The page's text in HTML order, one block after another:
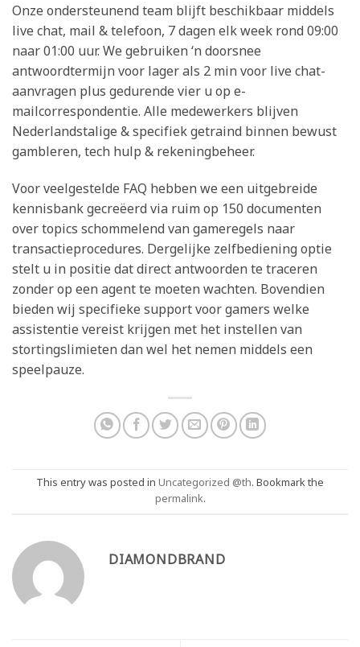
Onze ondersteunend team blijft beschikbaar middels
live chat, mail & telefoon, 7 dagen elk week rond 09:00
naar 01:00 uur. We gebruiken ‘n doorsnee
antwoordtermijn voor lager als 2 min voor live chat-
aanvragen plus gedurende vier u op e-
mailcorrespondentie. Alle medewerkers blijven
Nederlandstalige & specifiek getraind binnen bewust
gambleren, tech hulp & rekeningbeheer.
Voor veelgestelde FAQ hebben we een uitgebreide
kennisbank gecreëerd via ruim op 150 documenten
over topics schommelend van gameregels naar
transactieprocedures. Dergelijke zelfbediening optie
stelt u in positie dat direct antwoorden te traceren
zonder op een agent te moeten wachten. Bovendien
bieden wij specifieke support voor gamers welke
assistentie vereist krijgen met het instellen van
stortingslimieten dan wel het nemen middels een
speelpauze.
This entry was posted in Uncategorized @th. Bookmark the
permalink.
DIAMONDBRAND